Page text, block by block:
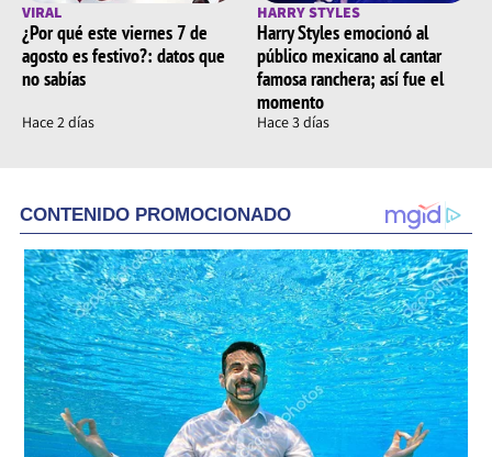
VIRAL
¿Por qué este viernes 7 de
agosto es festivo?: datos que
no sabías
Hace 2 días
HARRY STYLES
Harry Styles emocionó al
público mexicano al cantar
famosa ranchera; así fue el
momento
Hace 3 días